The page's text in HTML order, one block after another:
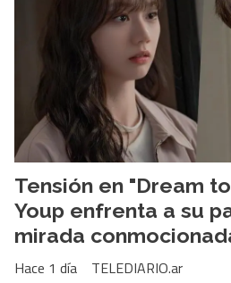
Tensión en "Dream
Youp enfrenta a su
mirada
TELEDIARIO.ar
Hace 1 día